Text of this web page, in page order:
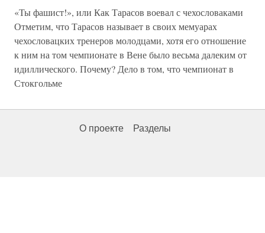
«Ты фашист!», или Как Тарасов воевал с чехословаками
Отметим, что Тарасов называет в своих мемуарах
чехословацких тренеров молодцами, хотя его отношение
к ним на том чемпионате в Вене было весьма далеким от
идиллического. Почему? Дело в том, что чемпионат в
Стокгольме
О проекте Разделы